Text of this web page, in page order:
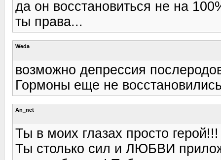
да он восстановиться не на
ты права...
Weda
возможно депрессия
Гормоны еще не
An_net
Ты в моих глазах просто герой!!!
Ты столько сил и ЛЮБВИ